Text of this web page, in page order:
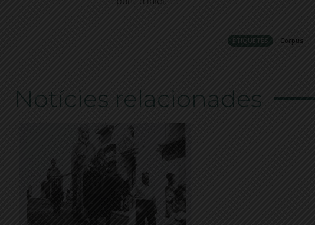
ETIQUETES Corpus
Notícies relacionades